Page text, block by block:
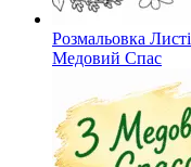
Розмальовка
Медовий Спас